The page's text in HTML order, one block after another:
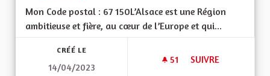
Mon Code postal : 67 150L’Alsace est une Région
ambitieuse et fière, au cœur de l’Europe et qui...
CRÉÉ LE
14/04/2023
51 51 ABONNÉS
SUIVRE